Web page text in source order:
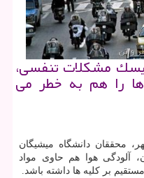
مشكلات تنفسی،
را هم به خطر می
محققان دانشگاه میشیگان
آلودگی هوا هم حاوی مواد
بر كلیه ها داشته باشد.